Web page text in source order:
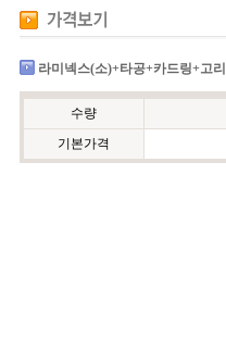
라미넥스(소)+타공+카드링+고
수량
기본가격